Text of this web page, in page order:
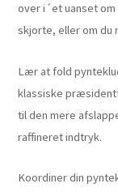
over i´et uanset
skjorte, eller om du
Lær at fold
klassiske
til den mere
raffineret indtryk.
Koordiner din